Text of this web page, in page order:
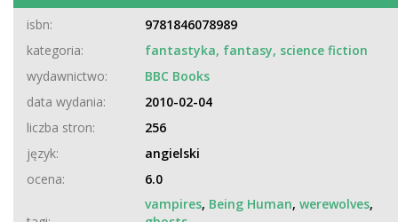
isbn:
9781846078989
kategoria:
fantastyka, fantasy, science fiction
wydawnictwo:
BBC Books
data wydania:
2010-02-04
liczba stron:
256
język:
angielski
ocena:
6.0
vampires, Being Human, werewolves,